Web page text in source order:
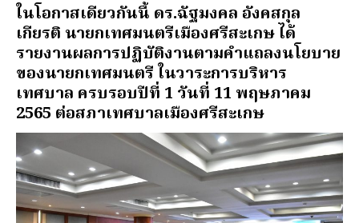
ในโอกาสเดียวกันนี้ ดร.ฉัฐมงคล อังคสกุล
เกียรติ นายกเทศมนตรีเมืองศรีสะเกษ ได้
รายงานผลการปฏิบัติงานตามคำแถลงนโยบาย
ของนายกเทศมนตรี ในวาระการบริหาร
เทศบาล ครบรอบปีที่ 1 วันที่ 11 พฤษภาคม
2565 ต่อสภาเทศบาลเมืองศรีสะเกษ